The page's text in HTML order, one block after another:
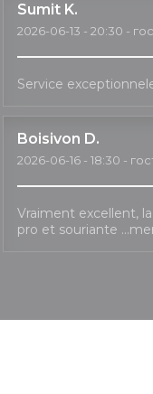
Sumit K
2026-06-13 - 20:30 -
Service
Boisivon D
2026-06-16 - 18:30 -
Vraiment excellent,
pro et souriante